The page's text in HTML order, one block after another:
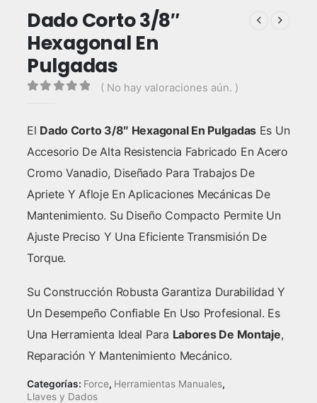
Dado Corto 3/8″
Hexagonal En
Pulgadas
( No hay valoraciones aún. )
El Dado Corto 3/8″ Hexagonal En PulgadasEs Un
Accesorio De Alta Resistencia Fabricado En Acero
Cromo Vanadio, Diseñado Para Trabajos De
Apriete Y Afloje En Aplicaciones Mecánicas De
Mantenimiento. Su Diseño Compacto Permite Un
Ajuste Preciso Y Una Eficiente Transmisión De
Torque.
Su Construcción Robusta Garantiza Durabilidad Y
Un Desempeño Confiable En Uso Profesional. Es
Una Herramienta Ideal Para Labores De Montaje,
Reparación Y Mantenimiento Mecánico.
Categorías: Force, Herramientas Manuales,
Llaves y Dados